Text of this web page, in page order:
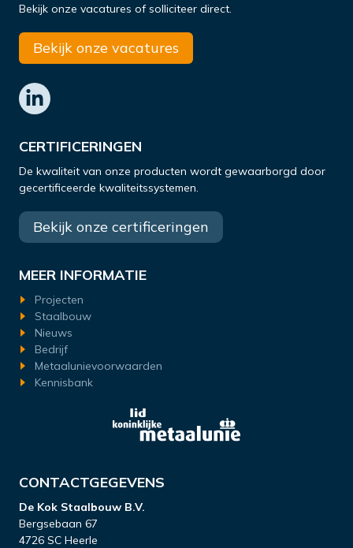
Bekijk onze vacatures of solliciteer direct.
Bekijk onze vacatures
CERTIFICERINGEN
De kwaliteit van onze producten wordt gewaarborgd door
gecertificeerde kwaliteitssystemen.
Bekijk onze certificeringen
MEER INFORMATIE
Projecten
Staalbouw
Nieuws
Bedrijf
Metaalunievoorwaarden
Kennisbank
CONTACTGEGEVENS
De Kok Staalbouw B.V.
Bergsebaan 67
4726 SC Heerle